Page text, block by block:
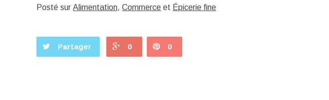
Posté sur Alimentation, Commerce et Épicerie fine
Partager 0 0